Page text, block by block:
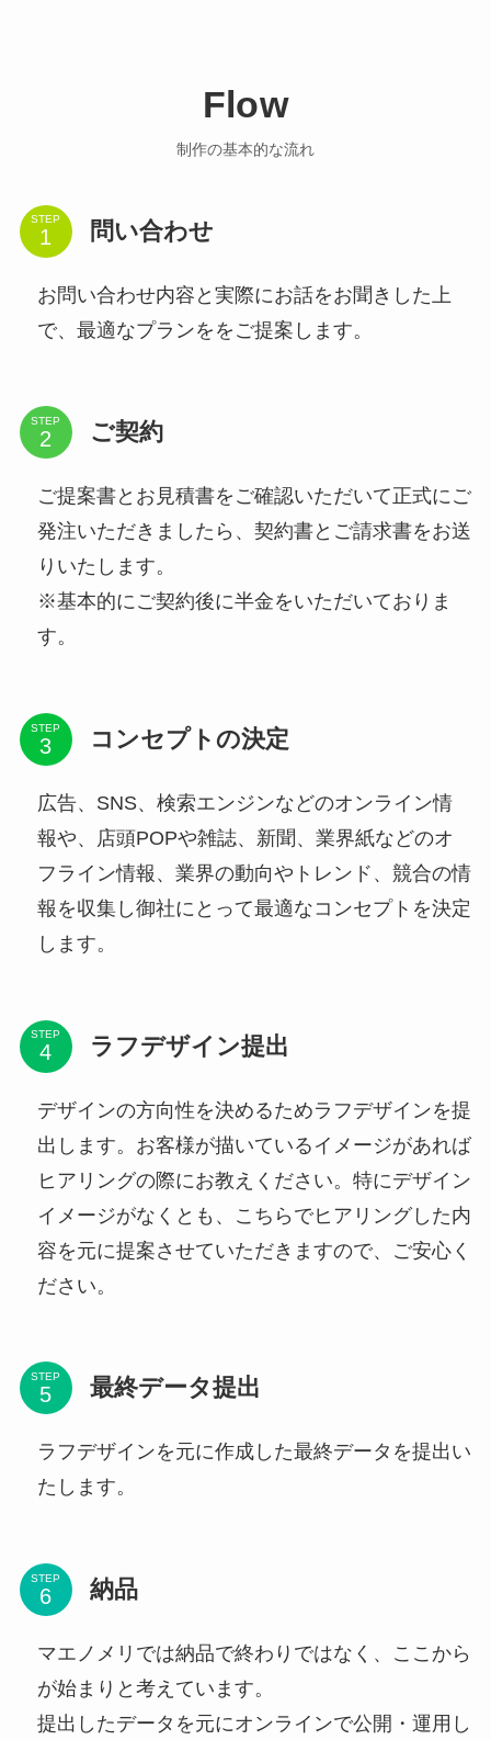
Flow
制作の基本的な流れ
STEP 問い合わせ
お問い合わせ内容と実際にお話をお聞きした上
で、最適なプランををご提案します。
STEP ご契約
ご提案書とお見積書をご確認いただいて正式にご
発注いただきましたら、契約書とご請求書をお送
りいたします。
※基本的にご契約後に半金をいただいておりま
す。
STEP コンセプトの決定
広告、SNS、検索エンジンなどのオンライン情
報や、店頭POPや雑誌、新聞、業界紙などのオ
フライン情報、業界の動向やトレンド、競合の情
報を収集し御社にとって最適なコンセプトを決定
します。
STEP ラフデザイン提出
デザインの方向性を決めるためラフデザインを提
出します。お客様が描いているイメージがあれば
ヒアリングの際にお教えください。特にデザイン
イメージがなくとも、こちらでヒアリングした内
容を元に提案させていただきますので、ご安心く
ださい。
STEP 最終データ提出
ラフデザインを元に作成した最終データを提出い
たします。
STEP 納品
マエノメリでは納品で終わりではなく、ここから
が始まりと考えています。
提出したデータを元にオンラインで公開・運用し